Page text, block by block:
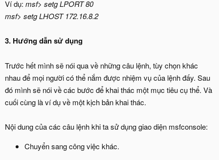
Ví dụ: msf> setg LPORT 80
msf> setg LHOST 172.16.8.2
3. Hướng dẫn sử dụng
Trước hết mình sẽ nói qua về những câu lệnh, tùy chọn khác
nhau để mọi người có thể nắm được nhiệm vụ của lệnh đấy. Sau
đó mình sẽ nói về các bước để khai thác một mục tiêu cụ thể. Và
cuối cùng là ví dụ về một kịch bản khai thác.
Nội dung của các câu lệnh khi ta sử dụng giao diện msfconsole:
Chuyển sang công việc khác.